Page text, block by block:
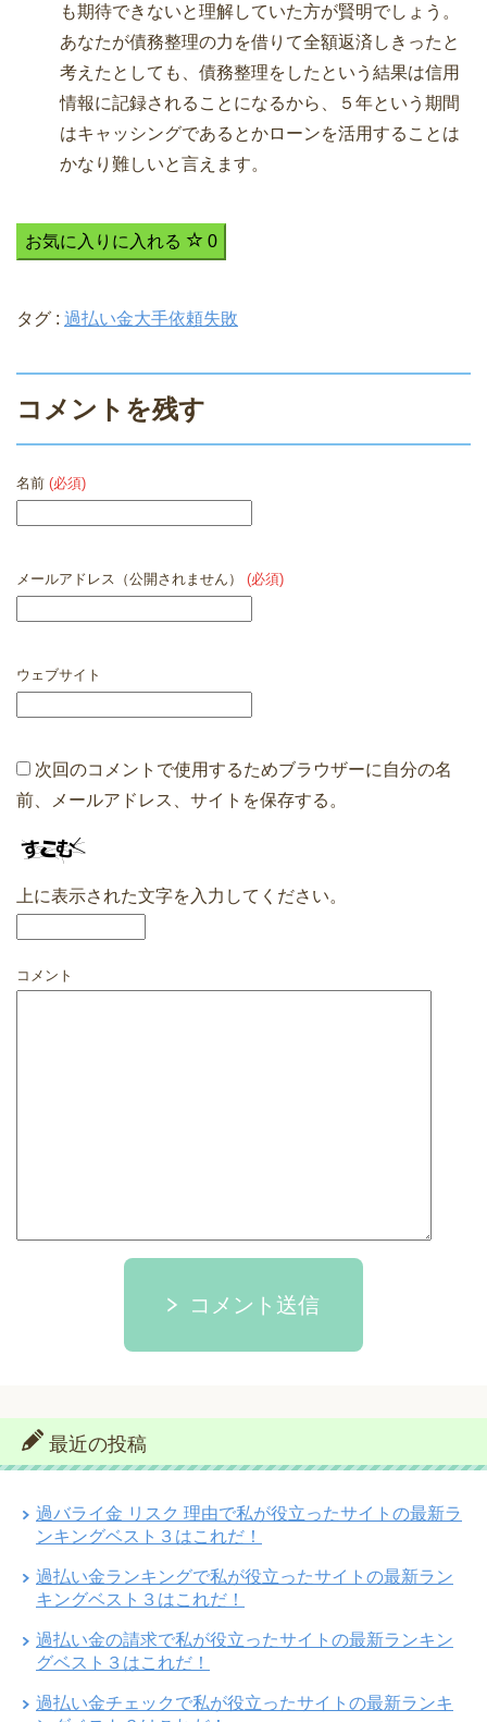
も期待できないと理解していた方が賢明でしょう。
あなたが債務整理の力を借りて全額返済しきったと
考えたとしても、債務整理をしたという結果は信用
情報に記録されることになるから、５年という期間
はキャッシングであるとかローンを活用することは
かなり難しいと言えます。
お気に入りに入れる 0
タグ : 過払い金大手依頼失敗
コメントを残す
名前 (必須)
メールアドレス（公開されません） (必須)
ウェブサイト
次回のコメントで使用するためブラウザーに自分の名
前、メールアドレス、サイトを保存する。
上に表示された文字を入力してください。
コメント
コメント送信
最近の投稿
過バライ金 リスク 理由で私が役立ったサイトの最新ラ
ンキングベスト３はこれだ！
過払い金ランキングで私が役立ったサイトの最新ラン
キングベスト３はこれだ！
過払い金の請求で私が役立ったサイトの最新ランキン
グベスト３はこれだ！
過払い金チェックで私が役立ったサイトの最新ランキ